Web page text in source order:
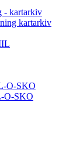
- kartarkiv
kartarkiv
O-SKO
O-SKO